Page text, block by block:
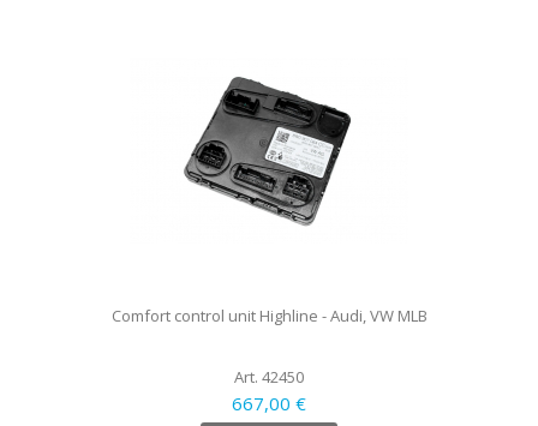
Comfort control unit Highline - Audi, VW MLB
Art. 42450
667,00 €